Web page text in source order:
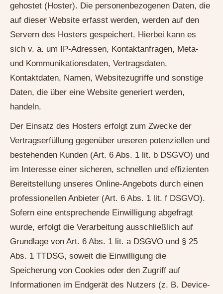
gehostet (Hoster). Die personenbezogenen Daten, die
auf dieser Website erfasst werden, werden auf den
Servern des Hosters gespeichert. Hierbei kann es
sich v. a. um IP-Adressen, Kontaktanfragen, Meta-
und Kommunikationsdaten, Vertragsdaten,
Kontaktdaten, Namen, Websitezugriffe und sonstige
Daten, die über eine Website generiert werden,
handeln.
Der Einsatz des Hosters erfolgt zum Zwecke der
Vertragserfüllung gegenüber unseren potenziellen und
bestehenden Kunden (Art. 6 Abs. 1 lit. b DSGVO) und
im Interesse einer sicheren, schnellen und effizienten
Bereitstellung unseres Online-Angebots durch einen
professionellen Anbieter (Art. 6 Abs. 1 lit. f DSGVO).
Sofern eine entsprechende Einwilligung abgefragt
wurde, erfolgt die Verarbeitung ausschließlich auf
Grundlage von Art. 6 Abs. 1 lit. a DSGVO und § 25
Abs. 1 TTDSG, soweit die Einwilligung die
Speicherung von Cookies oder den Zugriff auf
Informationen im Endgerät des Nutzers (z. B. Device-